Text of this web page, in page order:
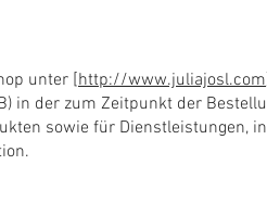
unter [http://www.juliajosl.com
in der zum Zeitpunkt der
sowie für Dienstleistungen,